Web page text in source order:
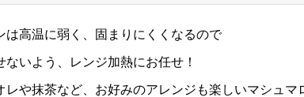
は高温に弱く、固まりにくくなるので
ないよう、レンジ加熱にお任せ！
レや抹茶など、お好みのアレンジも楽しいマシュマ